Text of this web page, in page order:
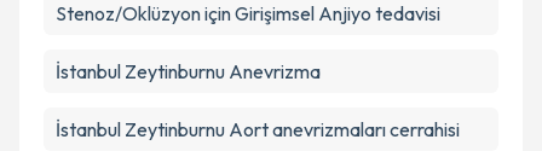
Stenoz/Oklüzyon için Girişimsel Anjiyo tedavisi
İstanbul Zeytinburnu Anevrizma
İstanbul Zeytinburnu Aort anevrizmaları cerrahisi